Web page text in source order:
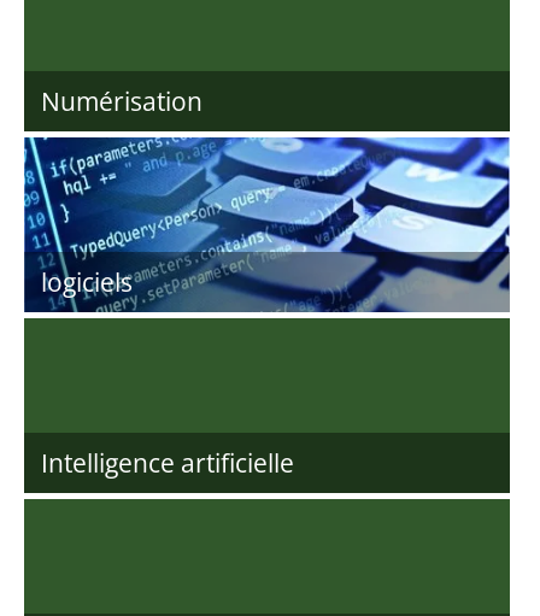
Numérisation
logiciels
Intelligence artificielle